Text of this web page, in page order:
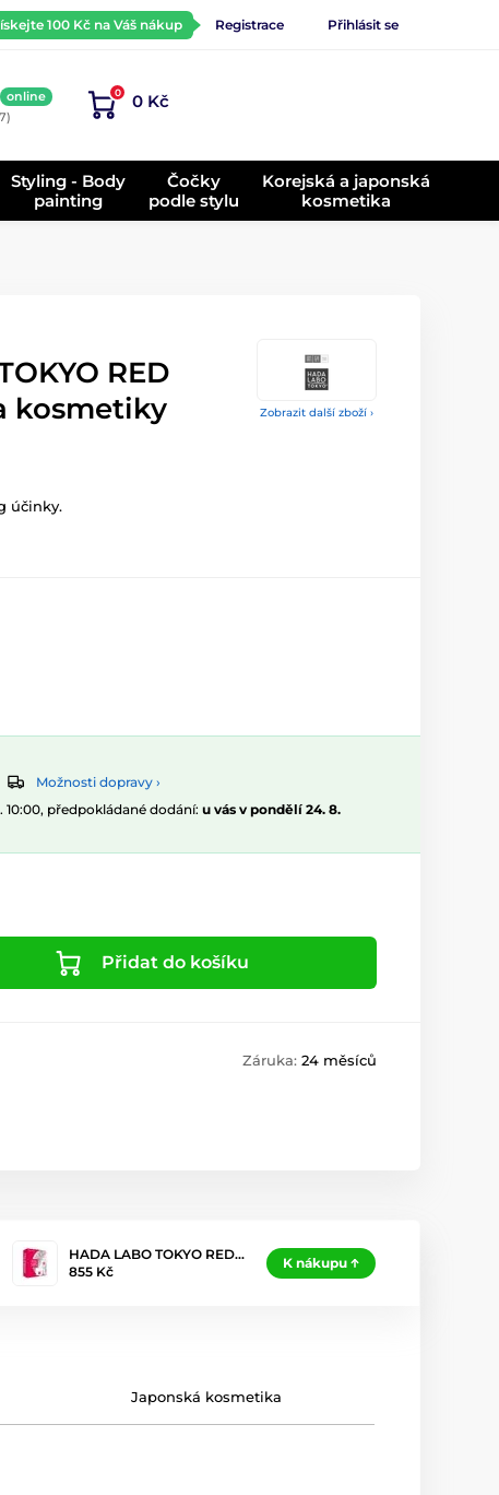
100 Kč na Váš nákup Registrace Přihlásit se
online 0 0 Kč
Styling - Body
painting
Čočky
podle stylu
Korejská a japonská
kosmetika
Zobrazit další zboží ›
RED
kosmetiky
účinky.
Možnosti dopravy ›
10:00, předpokládané dodání: u vás v pondělí 24. 8.
Přidat do košíku
Záruka: 24 měsíců
HADA LABO TOKYO RED…
855 Kč
K nákupu
Japonská kosmetika